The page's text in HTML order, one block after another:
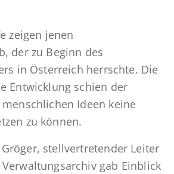
zeigen jenen
der zu Beginn des
in Österreich herrschte. Die
Entwicklung schien der
Ideen keine
zu können.
stellvertretender Leiter
gab Einblick